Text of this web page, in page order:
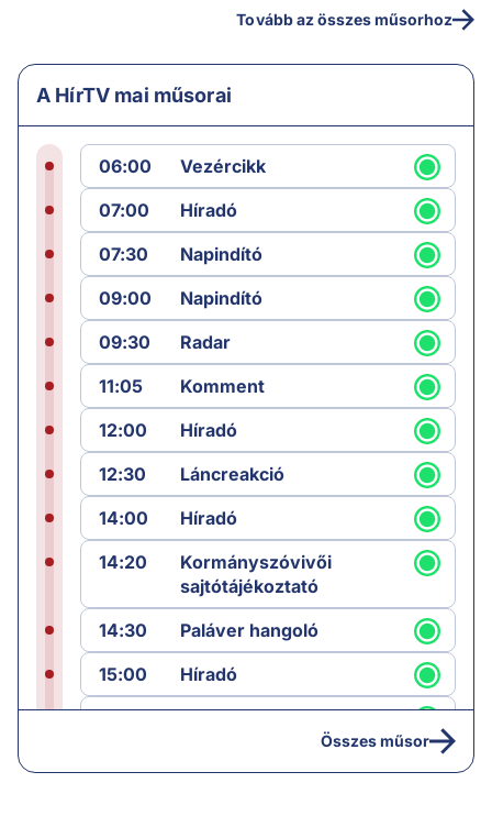
Tovább az összes műsorhoz
A HírTV mai műsorai
06:00
Vezércikk
07:00
Híradó
07:30
Napindító
09:00
Napindító
09:30
Radar
11:05
Komment
12:00
Híradó
12:30
Láncreakció
14:00
Híradó
14:20
Kormányszóvivői
sajtótájékoztató
14:30
Paláver hangoló
15:00
Híradó
15:30
Paláver
Összes műsor